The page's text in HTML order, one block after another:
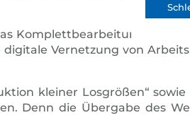
Vernetzung von
kleiner Losgrößen“
Denn die Übergabe des